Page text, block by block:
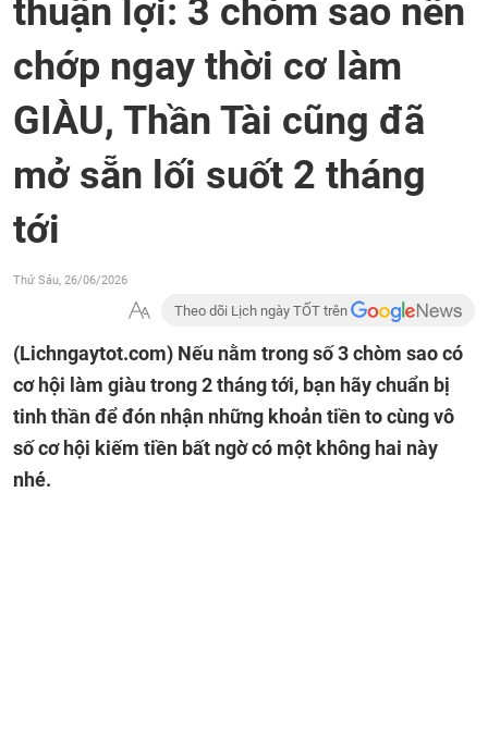
thuận lợi: 3 chòm sao nên
chớp ngay thời cơ làm
GIÀU, Thần Tài cũng đã
mở sẵn lối suốt 2 tháng
tới
Thứ Sáu, 26/06/2026
Theo dõi Lịch ngày TỐT trên
(Lichngaytot.com) Nếu nằm trong số 3 chòm sao có
cơ hội làm giàu trong 2 tháng tới, bạn hãy chuẩn bị
tinh thần để đón nhận những khoản tiền to cùng vô
số cơ hội kiếm tiền bất ngờ có một không hai này
nhé.